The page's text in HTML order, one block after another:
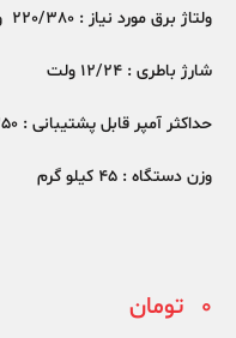
ولتاژ برق مورد نیاز : 220/380 ولت
شارژ باطری : 12/24 ولت
حداکثر آمپر قابل پشتیبانی : 1250 A
وزن دستگاه : 45 کیلو گرم
0 تومان